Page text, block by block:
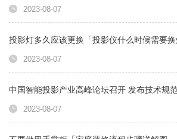
2023-08-07
投影灯多久应该更换「投影仪什么时候需要换
2023-08-07
中国智能投影产业高峰论坛召开 发布技术规
2023-08-07